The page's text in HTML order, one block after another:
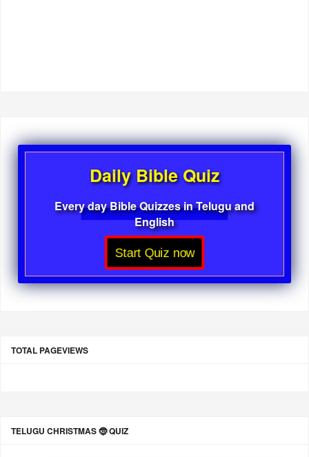
Daily Bible Quiz
Every day Bible Quizzes in Telugu and
English
Start Quiz now
TOTAL PAGEVIEWS
TELUGU CHRISTMAS 🤶 QUIZ